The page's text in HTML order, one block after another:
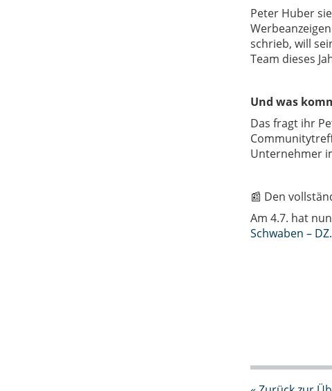
Peter Huber
schrieb, will
Team dieses
Und was
Das fragt ihr
Unternehmer
📰 Den
Am 4.7. hat
Schwaben –